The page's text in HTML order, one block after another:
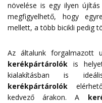
növelése is egy ilyen
megfigyelhető, hogy
mellett, a több bicikli pedig
Az általunk forgalmazott
kerékpártárolók is
kialakításban is
kerékpártárolók
kedvező árakon. A